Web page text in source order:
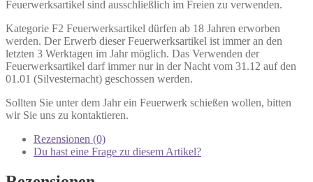
Feuerwerksartikel sind ausschließlich im Freien zu verwenden.
Kategorie F2 Feuerwerksartikel dürfen ab 18 Jahren erworben
werden. Der Erwerb dieser Feuerwerksartikel ist immer an den
letzten 3 Werktagen im Jahr möglich. Das Verwenden der
Feuerwerksartikel darf immer nur in der Nacht vom 31.12 auf den
01.01 (Silvesternacht) geschossen werden.
Sollten Sie unter dem Jahr ein Feuerwerk schießen wollen, bitten
wir Sie uns zu kontaktieren.
Rezensionen (0)
Du hast eine Frage zu diesem Artikel?